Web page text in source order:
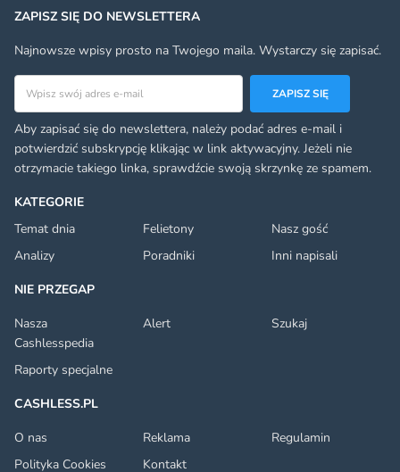
KATEGORIE
Temat dnia
Felietony
Nasz gość
Analizy
Poradniki
Inni napisali
NIE PRZEGAP
Nasza
Cashlesspedia
Alert Szukaj
Raporty specjalne
CASHLESS.PL
O nas
Reklama
Regulamin
Polityka Cookies
Kontakt
ZAPISZ SIĘ DO NEWSLETTERA
Najnowsze wpisy prosto na Twojego maila. Wystarczy się zapisać.
Adres email
ZAPISZ SIĘ
Aby zapisać się do newslettera, należy podać adres e-mail i
potwierdzić subskrypcję klikając w link aktywacyjny. Jeżeli nie
otrzymacie takiego linka, sprawdźcie swoją skrzynkę ze spamem.